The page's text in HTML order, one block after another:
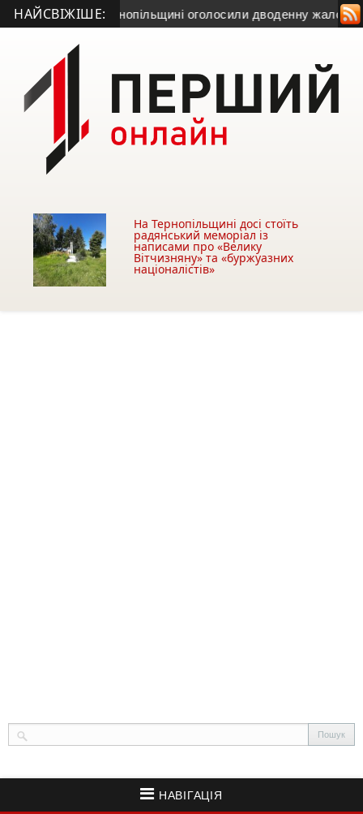
НАЙСВІЖІШЕ:
• На Тернопільщині оголосили дводенну жалобу
На Тернопільщині досі стоїть
радянський меморіал із
написами про «Велику
Вітчизняну» та «буржуазних
націоналістів»
НАВІГАЦІЯ